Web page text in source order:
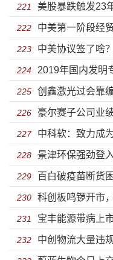
输入输出等
新基建建设进度
221 美股暴跌触发23
资税救市
222 中美第一阶段经
223 中美协议签了啥
224 2019年国内发明
225 创鑫激光过会靠
226 豪尔赛子公司业
之嫌
227 中科软：致力成
228 景津环保强劲登
229 百白破疫苗断货
公司在产
230 科创板鸣锣开市
幅高达287.85%
231 宝丰能源带病上
232 中创物流大量违